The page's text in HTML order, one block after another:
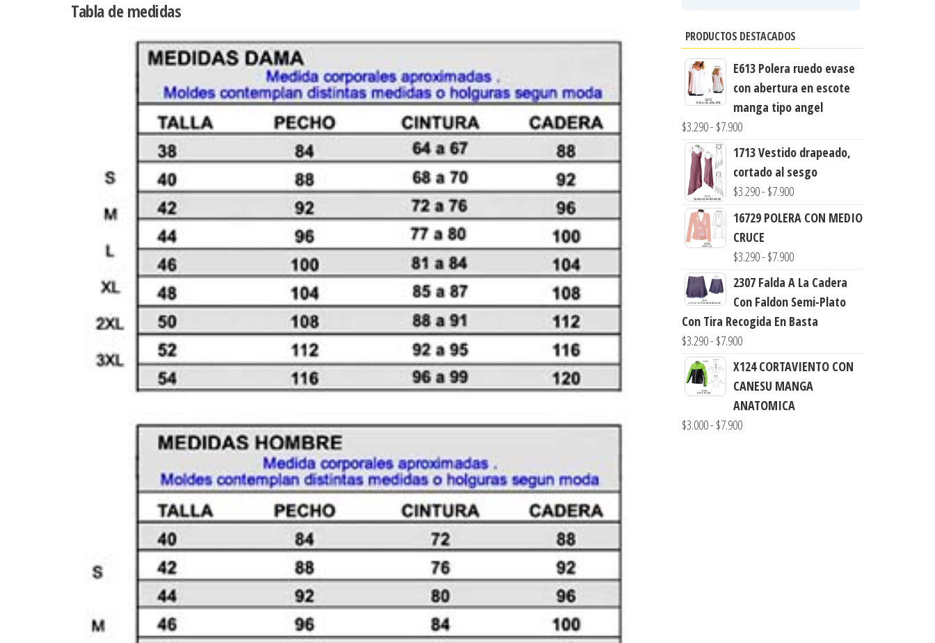
cantidad
Tabla de medidas
PRODUCTOS DESTACADOS
E613 Polera ruedo evase
con abertura en escote
manga tipo angel
$3.290- $7.900Rango
de
precios:
desde
hasta
$7.900
1713 Vestido drapeado,
cortado al sesgo
$3.290- $7.900Rango
de
desde
hasta
$7.900
16729 POLERA CON MEDIO
CRUCE
$3.290- $7.900Rango
de
precios:
desde
$7.900
2307 Falda A La Cadera
Con Faldon Semi-Plato
Con Tira Recogida En Basta
$3.290- $7.900Rango
de
precios:
desde
$3.290
X124 CORTAVIENTO CON
CANESU MANGA
ANATOMICA
$3.000- $7.900Rango